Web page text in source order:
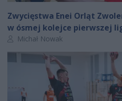
Zwycięstwa Enei Orląt
w ósmej kolejce pierwszej
Autor artykułu:
Michał Nowak